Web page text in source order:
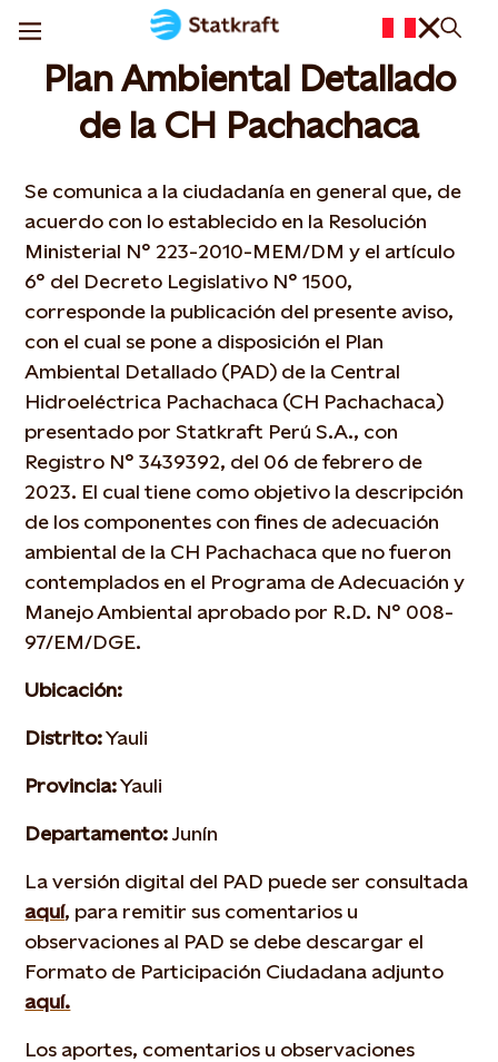
Plan Ambiental Detallado
de la CH Pachachaca
Se comunica a la ciudadanía en general que, de
acuerdo con lo establecido en la Resolución
Ministerial N° 223-2010-MEM/DM y el artículo
6° del Decreto Legislativo N° 1500,
corresponde la publicación del presente aviso,
con el cual se pone a disposición el Plan
Ambiental Detallado (PAD) de la Central
Hidroeléctrica Pachachaca (CH Pachachaca)
presentado por Statkraft Perú S.A., con
Registro N° 3439392, del 06 de febrero de
2023. El cual tiene como objetivo la descripción
de los componentes con fines de adecuación
ambiental de la CH Pachachaca que no fueron
contemplados en el Programa de Adecuación y
Manejo Ambiental aprobado por R.D. N° 008-
97/EM/DGE.
Ubicación:
Distrito:Yauli
Provincia:Yauli
Departamento:Junín
La versión digital del PAD puede ser consultada
aquí, para remitir sus comentarios u
observaciones al PAD se debe descargar el
Formato de Participación Ciudadana adjunto
aquí.
Los aportes, comentarios u observaciones